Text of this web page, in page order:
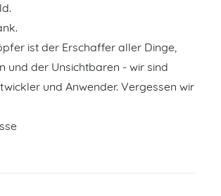
ist der Erschaffer aller Dinge,
und der Unsichtbaren - wir sind
und Anwender. Vergessen wir